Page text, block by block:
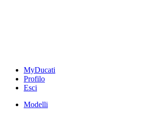
MyDucati
Profilo
Esci
Modelli